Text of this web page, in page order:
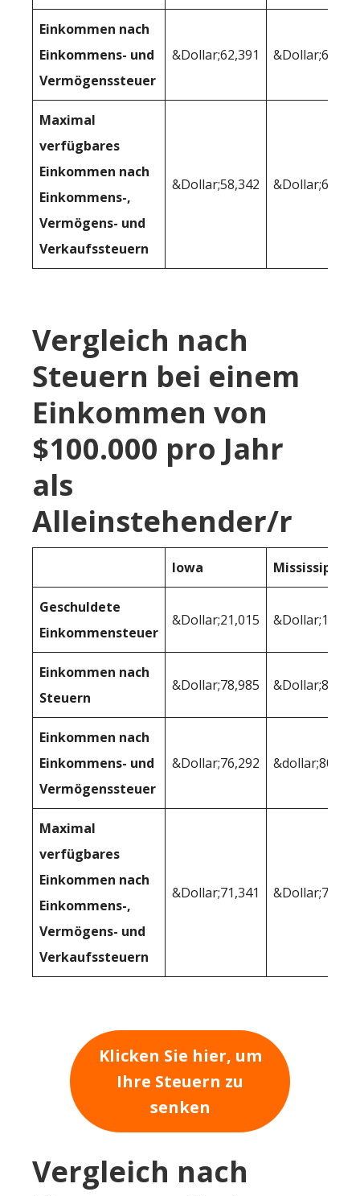
Einkommen nach
Einkommens- und
Vermögenssteuer
&Dollar;62,391 &Dollar;65,401
Maximal
verfügbares
Einkommen nach
Einkommens-,
Vermögens- und
Verkaufssteuern
&Dollar;58,342 &Dollar;61,082
Vergleich nach
Steuern bei einem
Einkommen von
$100.000 pro Jahr
als
Alleinstehender/r
Iowa Mississippi
Geschuldete
Einkommensteuer
&Dollar;21,015 &Dollar;19,053
Einkommen nach
Steuern
&Dollar;78,985 &Dollar;80,947
Einkommen nach
Einkommens- und
Vermögenssteuer
&Dollar;76,292 &dollar;80,001
Maximal
verfügbares
Einkommen nach
Einkommens-,
Vermögens- und
Verkaufssteuern
&Dollar;71,341 &Dollar;74,718
Klicken Sie hier, um
Ihre Steuern zu
senken
Vergleich nach